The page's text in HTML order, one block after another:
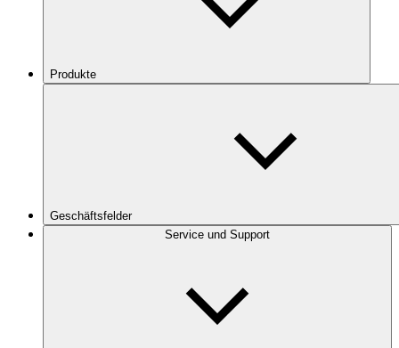
Produkte
Geschäftsfelder
Service und Support